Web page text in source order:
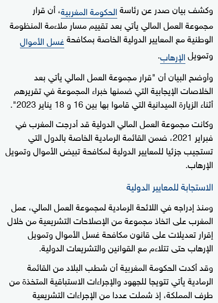
وكشف بيان صدر عن رئاسةالحكومة المغربية، أن قرار
مجموعة العمل المالي يأتي بعد تقييم مسار ملاءمة المنظومة
الوطنية مع المعايير الدولية الخاصة بمكافحةغسل الأموال
وتمويلالإرهاب.
وأوضح البيان أن "قرار مجموعة العمل المالي يأتي بعد
الخلاصات الإيجابية التي ضمنها خبراء المجموعة في تقريرهم
أثناء الزيارة الميدانية التي قاموا بها بين 16 و 18 يناير 2023".
وكانت مجموعة العمل المالي الدولية قد أدرجت المغرب في
فبراير 2021، ضمن القائمة الرمادية الخاصة بالدول التي
تستجيب جزئيا للمعايير الدولية لمكافحة تبيض الأموال وتمويل
الإرهاب.
الاستجابة للمعايير الدولية
ومنذ إدراجه في اللائحة الرمادية لمجموعة العمل المالي، عمل
المغرب على اتخاذ مجموعة من الإصلاحات التشريعية من خلال
إقرار تعديلات على قانون مكافحة غسل الأموال وتمويل
الإرهاب حتى تتلاءم مع القوانين والتشريعات الدولية.
وقد أكدت الحكومة المغربية أن شطب البلاد من القائمة
الرمادية يأتي تتويجا للجهود والإجراءات الاستباقية المتخذة من
طرف المملكة، إذ شملت عددا من الإجراءات التشريعية